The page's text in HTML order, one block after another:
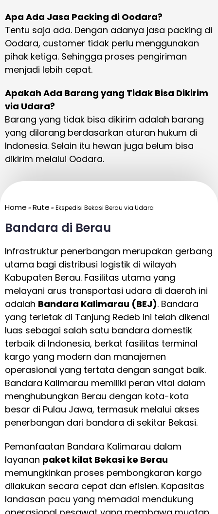
Apa Ada Jasa Packing di Oodara?
Tentu saja ada. Dengan adanya jasa packing di
Oodara, customer tidak perlu menggunakan
pihak ketiga. Sehingga proses pengiriman
menjadi lebih cepat.
Apakah Ada Barang yang Tidak Bisa Dikirim
via Udara?
Barang yang tidak bisa dikirim adalah barang
yang dilarang berdasarkan aturan hukum di
Indonesia. Selain itu hewan juga belum bisa
dikirim melalui Oodara.
Home » Rute » Ekspedisi Bekasi Berau via Udara
Bandara di Berau
Infrastruktur penerbangan merupakan gerbang
utama bagi distribusi logistik di wilayah
Kabupaten Berau. Fasilitas utama yang
melayani arus transportasi udara di daerah ini
adalah Bandara Kalimarau (BEJ). Bandara
yang terletak di Tanjung Redeb ini telah dikenal
luas sebagai salah satu bandara domestik
terbaik di Indonesia, berkat fasilitas terminal
kargo yang modern dan manajemen
operasional yang tertata dengan sangat baik.
Bandara Kalimarau memiliki peran vital dalam
menghubungkan Berau dengan kota-kota
besar di Pulau Jawa, termasuk melalui akses
penerbangan dari bandara di sekitar Bekasi.
Pemanfaatan Bandara Kalimarau dalam
layanan paket kilat Bekasi ke Berau
memungkinkan proses pembongkaran kargo
dilakukan secara cepat dan efisien. Kapasitas
landasan pacu yang memadai mendukung